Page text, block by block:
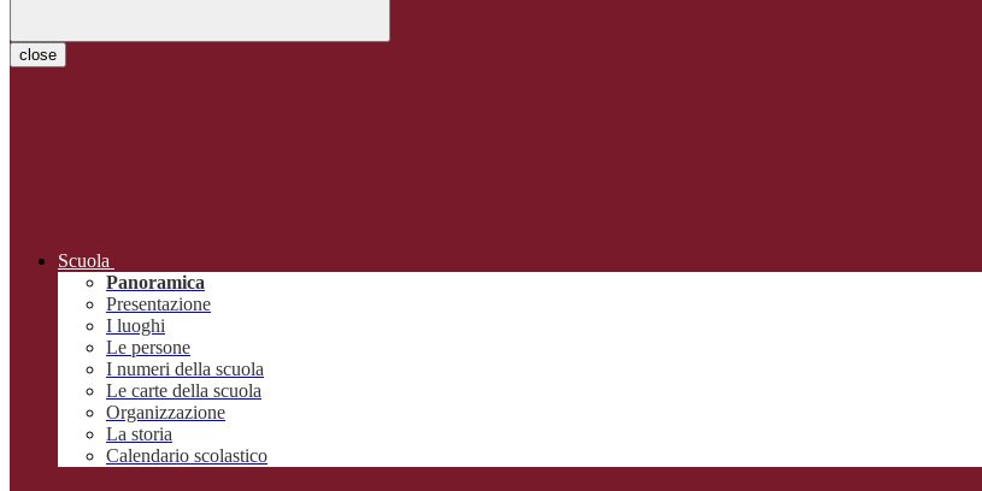
close
Scuola
Panoramica
Presentazione
I luoghi
Le persone
I numeri della scuola
Le carte della scuola
Organizzazione
La storia
Calendario scolastico